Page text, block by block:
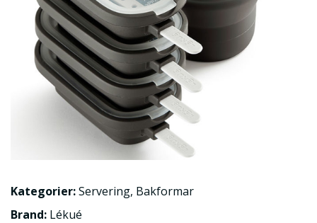
Kategorier:Servering, Bakformar
Brand: Lékué